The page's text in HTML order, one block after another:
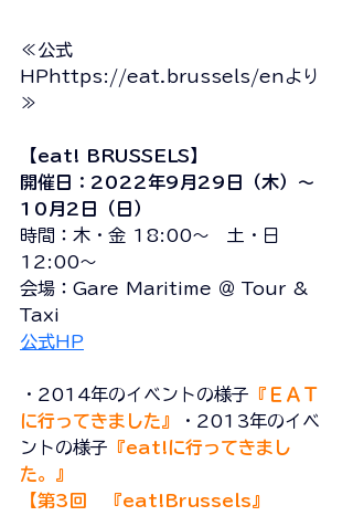
≪公式
HPhttps://eat.brussels/enより
≫
【eat! BRUSSELS】
開催日：2022年9月29日（木）～
10月2日（日）
時間：木・金 18:00～　土・日
12:00～
会場：Gare Maritime ＠ Tour &
Taxi
公式HP
・2014年のイベントの様子 『ＥＡＴ
に行ってきました』
・2013年のイベ
ントの様子 『eat!に行ってきまし
た。』
【第3回　『eat!Brussels』